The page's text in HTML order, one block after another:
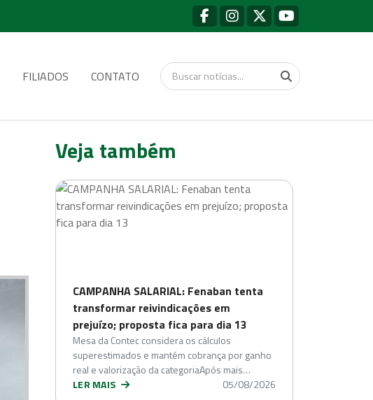
FILIADOS CONTATO
Veja também
CAMPANHA SALARIAL: Fenaban tenta
transformar reivindicações em
prejuízo; proposta fica para dia 13
Mesa da Contec considera os cálculos
superestimados e mantém cobrança por ganho
real e valorização da categoriaApós mais…
LER MAIS
05/08/2026